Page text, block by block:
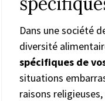
Dans une société
diversité
spécifiques de
situations
raisons